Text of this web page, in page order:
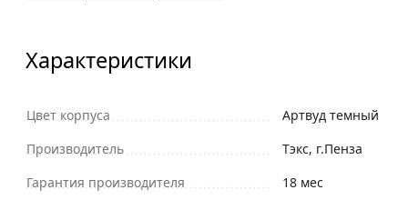
Характеристики
Цвет корпуса
Артвуд темный
Производитель
Тэкс, г.Пенза
Гарантия производителя
18 мес